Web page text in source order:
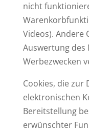
nicht
Videos). Andere
Auswertung
Werbezwecken
Cookies, die zur
elektronischen
Bereitstellung
erwünschter